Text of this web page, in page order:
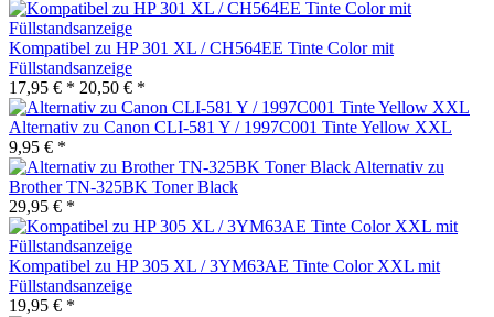
Kompatibel zu HP 301 XL / CH564EE Tinte Color mit
Füllstandsanzeige
17,95 € * 20,50 € *
Alternativ zu Canon CLI-581 Y / 1997C001 Tinte Yellow XXL
9,95 € *
Alternativ zu
Brother TN-325BK Toner Black
29,95 € *
Kompatibel zu HP 305 XL / 3YM63AE Tinte Color XXL mit
Füllstandsanzeige
19,95 € *